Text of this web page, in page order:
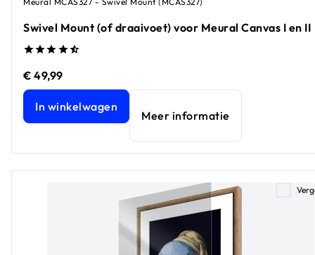
Swivel Mount (of draaivoet) voor Meural Canvas I en II
€ 49,99
Swivel Mount (of draaivoet) voor Meural Canvas I en II
In winkelwagen
Meer informatie